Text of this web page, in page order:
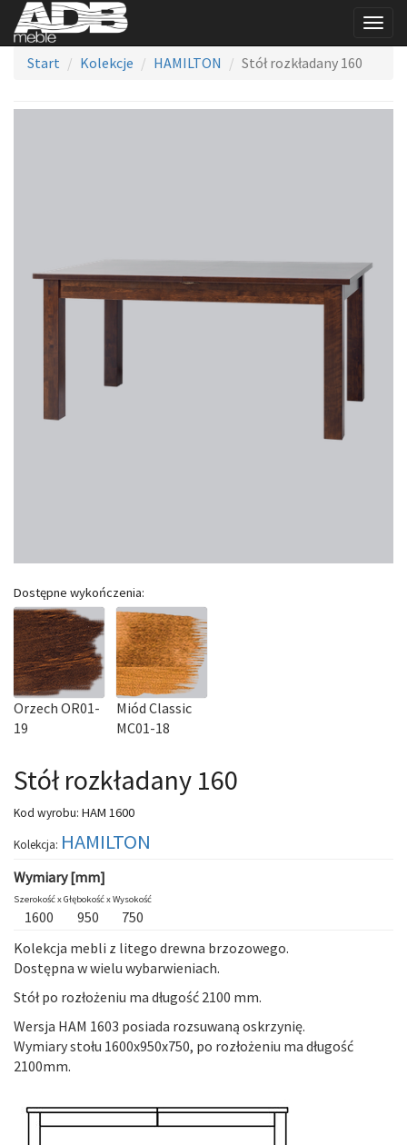
Start
Kolekcje HAMILTON Stół rozkładany 160
Dostępne wykończenia:
Orzech OR01-
19
Miód Classic
MC01-18
Stół rozkładany 160
Kod wyrobu: HAM 1600
Kolekcja: HAMILTON
Wymiary [mm]
Szerokość xGłębokość xWysokość
1600 950
750
Kolekcja mebli z litego drewna brzozowego.
Dostępna w wielu wybarwieniach.
Stół po rozłożeniu ma długość 2100 mm.
Wersja HAM 1603 posiada rozsuwaną oskrzynię.
Wymiary stołu 1600x950x750, po rozłożeniu ma długość
2100mm.